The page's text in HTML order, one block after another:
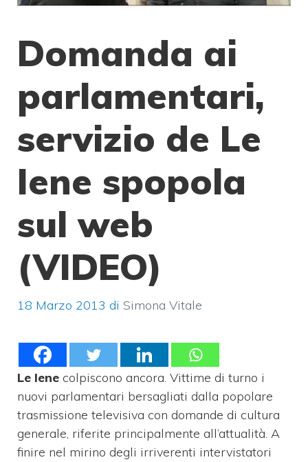
Domanda ai
parlamentari,
servizio de Le
Iene spopola
sul web
(VIDEO)
18 Marzo 2013 di Simona Vitale
Le Iene colpiscono ancora. Vittime di turno i
nuovi parlamentari bersagliati dalla popolare
trasmissione televisiva con domande di cultura
generale, riferite principalmente all’attualità. A
finire nel mirino degli irriverenti intervistatori